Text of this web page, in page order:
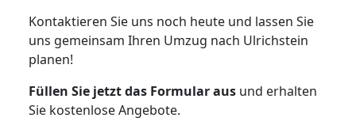
Kontaktieren Sie uns noch heute und lassen Sie
uns gemeinsam Ihren Umzug nach Ulrichstein
planen!
Füllen Sie jetzt das Formular aus und erhalten
Sie kostenlose Angebote.